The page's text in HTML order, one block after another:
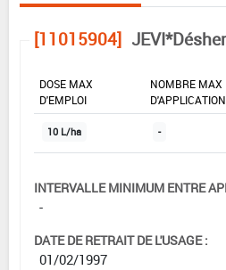
[11015904]
DOSE MAX
D'EMPLOI
NOMBRE MAX
D'APPLICATION
10 L/ha -
INTERVALLE MINIMUM ENTRE
-
DATE DE RETRAIT DE L'USAGE :
01/02/1997